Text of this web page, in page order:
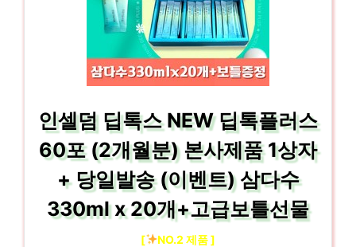
인셀덤 딥톡스 NEW 딥톡플러스
60포 (2개월분) 본사제품 1상자
+ 당일발송 (이벤트) 삼다수
330ml x 20개+고급보틀선물
[ NO.2 제품 ]